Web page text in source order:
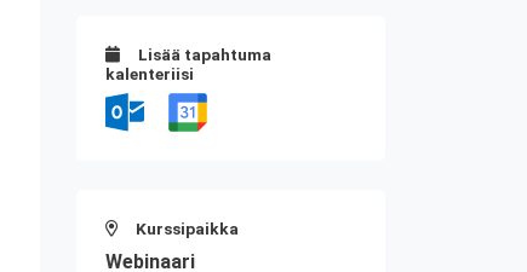
Lisää tapahtuma
kalenteriisi
Kurssipaikka
Webinaari